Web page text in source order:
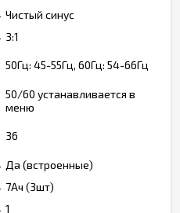
Чистый синус
3:1
50Гц: 45-55Гц, 60Гц: 54-66Гц
50/60 устанавливается в
меню
36
Да (встроенные)
7Ач (3шт)
1